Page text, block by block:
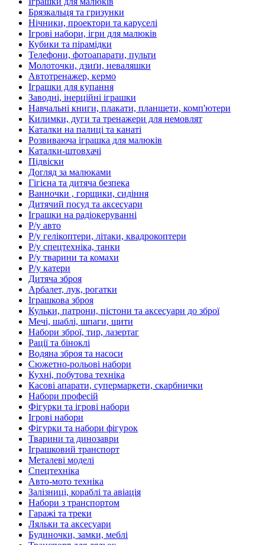
Брязкальця та гризунки
Нічники, проектори та каруселі
Ігрові набори, ігри для малюків
Кубики та пірамідки
Телефони, фотоапарати, пульти
Молоточки, дзиґи, неваляшки
Автотренажер, кермо
Іграшки для купання
Заводні, інерційні іграшки
Навчальні книги, плакати, планшети, комп'ютери
Килимки, дуги та тренажери для немовлят
Каталки на палиці та канаті
Розвиваюча іграшка для малюків
Каталки-штовхачі
Підвіски
Догляд за малюками
Гігієна та дитяча безпека
Ванночки , горщики, сидіння
Дитячий посуд та аксесуари
Іграшки на радіокеруванні
Р/у авто
Р/у гелікоптери, літаки, квадрокоптери
Р/у спецтехніка, танки
Р/у тварини та комахи
Р/у катери
Дитяча зброя
Арбалет, лук, рогатки
Іграшкова зброя
Кульки, патрони, пістони та аксесуари до зброї
Мечі, шаблі, шпаги, щити
Набори зброї, тир, лазертаг
Рації та біноклі
Водяна зброя та насоси
Сюжетно-рольові набори
Кухні, побутова техніка
Касові апарати, супермаркети, скарбнички
Набори професій
Фігурки та ігрові набори
Ігрові набори
Фігурки та набори фігурок
Тварини та динозаври
Іграшковий транспорт
Металеві моделі
Спецтехніка
Авто-мото техніка
Залізниці, кораблі та авіація
Набори з транспортом
Гаражі та треки
Ляльки та аксесуари
Будиночки, замки, меблі